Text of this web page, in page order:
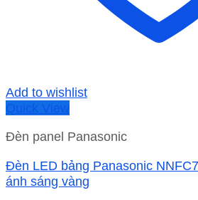
Add to wishlist
Quick View
Đèn panel Panasonic
Đèn LED bảng Panasonic
ánh sáng vàng